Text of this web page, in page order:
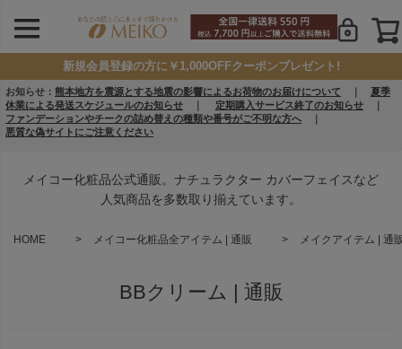
新規会員登録の方に￥1,000OFFクーポンプレゼント!
お知らせ： 熊本地方を震源とする地震の影響によるお荷物のお届けについて
夏季
休業による発送スケジュールのお知らせ
定期購入サービス終了のお知らせ
ファンデーションやチークの詰め替えの種類や番号がご不明な方へ
悪質な偽サイトにご注意ください
メイコー化粧品公式通販。ナチュラクター カバーフェイスなど
人気商品を多数取り揃えています。
HOME メイコー化粧品全アイテム | 通販 メイクアイテム | 通
BBクリーム | 通販